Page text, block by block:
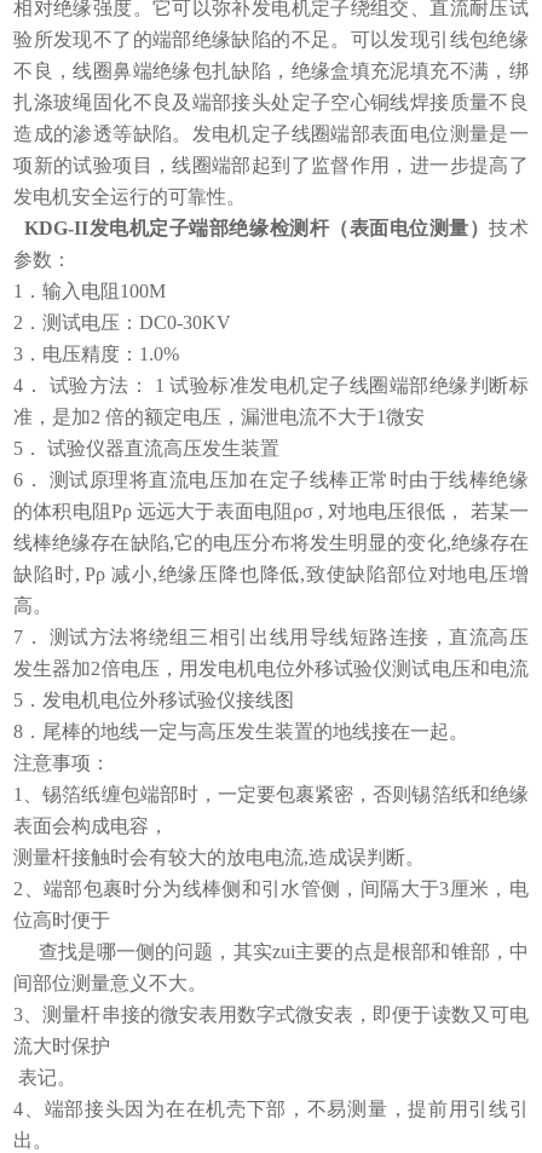
相对绝缘强度。它可以弥补发电机定子绕组交、直流耐压试
验所发现不了的端部绝缘缺陷的不足。可以发现引线包绝缘
不良，线圈鼻端绝缘包扎缺陷，绝缘盒填充泥填充不满，绑
扎涤玻绳固化不良及端部接头处定子空心铜线焊接质量不良
造成的渗透等缺陷。发电机定子线圈端部表面电位测量是一
项新的试验项目，线圈端部起到了监督作用，进一步提高了
发电机安全运行的可靠性。
KDG-II发电机定子端部绝缘检测杆（表面电位测量）技术
参数：
1．输入电阻100M
2．测试电压：DC0-30KV
3．电压精度：1.0%
4． 试验方法： 1 试验标准发电机定子线圈端部绝缘判断标
准，是加2 倍的额定电压，漏泄电流不大于1微安
5． 试验仪器直流高压发生装置
6． 测试原理将直流电压加在定子线棒正常时由于线棒绝缘
的体积电阻Ρρ 远远大于表面电阻ρσ , 对地电压很低， 若某一
线棒绝缘存在缺陷,它的电压分布将发生明显的变化,绝缘存在
缺陷时, Ρρ 减小,绝缘压降也降低,致使缺陷部位对地电压增
高。
7． 测试方法将绕组三相引出线用导线短路连接，直流高压
发生器加2倍电压，用发电机电位外移试验仪测试电压和电流
5．发电机电位外移试验仪接线图
8．尾棒的地线一定与高压发生装置的地线接在一起。
注意事项：
1、锡箔纸缠包端部时，一定要包裹紧密，否则锡箔纸和绝缘
表面会构成电容，
测量杆接触时会有较大的放电电流,造成误判断。
2、端部包裹时分为线棒侧和引水管侧，间隔大于3厘米，电
位高时便于
查找是哪一侧的问题，其实zui主要的点是根部和锥部，中
间部位测量意义不大。
3、测量杆串接的微安表用数字式微安表，即便于读数又可电
流大时保护
表记。
4、端部接头因为在在机壳下部，不易测量，提前用引线引
出。